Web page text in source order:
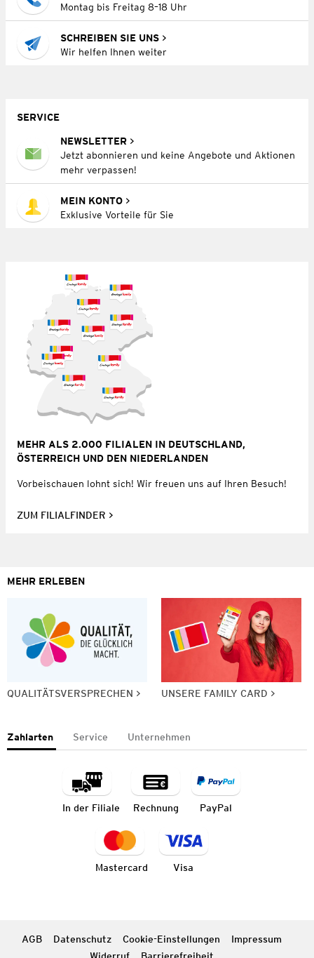
Montag bis Freitag 8–18 Uhr
SCHREIBEN SIE UNS
Wir helfen Ihnen weiter
SERVICE
NEWSLETTER
Jetzt abonnieren und keine Angebote und Aktionen
mehr verpassen!
MEIN KONTO
Exklusive Vorteile für Sie
MEHR ALS 2.000 FILIALEN IN DEUTSCHLAND,
ÖSTERREICH UND DEN NIEDERLANDEN
Vorbeischauen lohnt sich! Wir freuen uns auf Ihren Besuch!
ZUM FILIALFINDER
MEHR ERLEBEN
QUALITÄTSVERSPRECHEN UNSERE FAMILY CARD
Zahlarten Service Unternehmen
In der Filiale Rechnung PayPal
Mastercard Visa
AGB Datenschutz Cookie-Einstellungen
Impressum
Widerruf
Barrierefreiheit